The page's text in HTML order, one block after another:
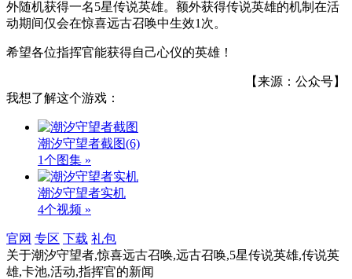
外随机获得一名5星传说英雄。额外获得传说英雄的机制在活
动期间仅会在惊喜远古召唤中生效1次。
希望各位指挥官能获得自己心仪的英雄！
【来源：公众号】
我想了解这个游戏：
潮汐守望者截图(6)
1个图集 »
潮汐守望者实机
4个视频 »
官网 专区 下载 礼包
关于潮汐守望者,惊喜远古召唤,远古召唤,5星传说英雄,传说英
雄,卡池,活动,指挥官的新闻